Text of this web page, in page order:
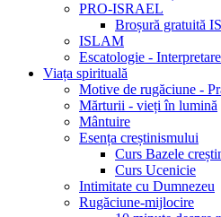
PRO-ISRAEL
Broșură gratuită
ISLAM
Escatologie -
Viața spirituală
Motive de rugăciune -
Mărturii - vieți în lumină
Mântuire
Esența creștinismului
Curs Bazele
Curs Ucenicie
Intimitate cu Dumnezeu
Rugăciune-mijlocire